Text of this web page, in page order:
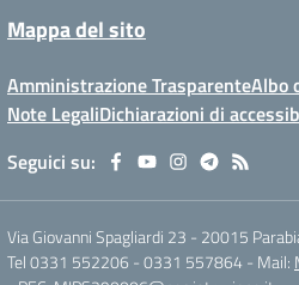
Mappa del sito
Amministrazione TrasparenteAlbo
Note LegaliDichiarazioni di
Seguici su:
Via Giovanni Spagliardi 23 - 20015
Tel 0331 552206 - 0331 557864- Mail: